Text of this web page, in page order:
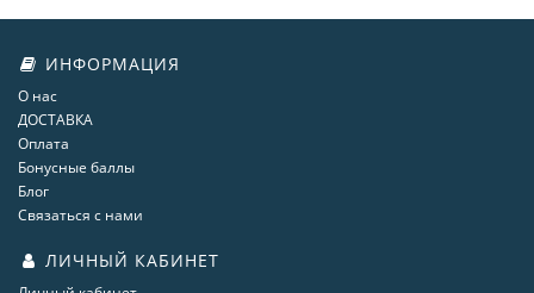
ИНФОРМАЦИЯ
О нас
ДОСТАВКА
Оплата
Бонусные баллы
Блог
Связаться с нами
ЛИЧНЫЙ КАБИНЕТ